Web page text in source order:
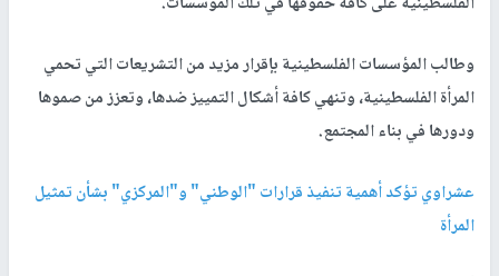
وطالب المؤسسات الفلسطينية بإقرار مزيد من التشريعات التي تحمي
المرأة الفلسطينية، وتنهي كافة أشكال التمييز ضدها، وتعزز من صموها
ودورها في بناء المجتمع.
عشراوي تؤكد أهمية تنفيذ قرارات "الوطني" و"المركزي" بشأن تمثيل
المرأة